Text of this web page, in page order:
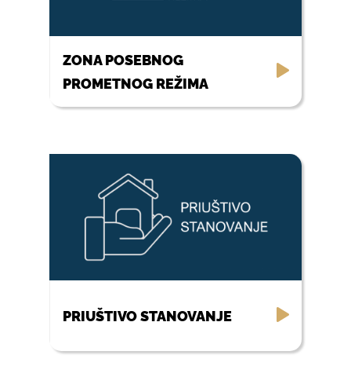
ZONA POSEBNOG
PROMETNOG REŽIMA
PRIUŠTIVO STANOVANJE